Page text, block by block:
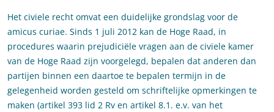
Het civiele recht omvat een duidelijke grondslag voor de
amicus curiae. Sinds 1 juli 2012 kan de Hoge Raad, in
procedures waarin prejudiciële vragen aan de civiele kamer
van de Hoge Raad zijn voorgelegd, bepalen dat anderen dan
partijen binnen een daartoe te bepalen termijn in de
gelegenheid worden gesteld om schriftelijke opmerkingen te
maken (artikel 393 lid 2 Rv en artikel 8.1. e.v. van het